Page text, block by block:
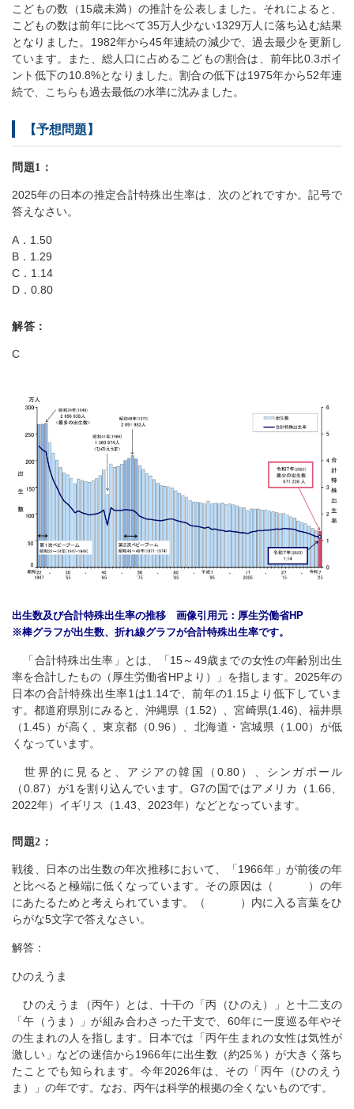
こどもの数（15歳未満）の推計を公表しました。それによると、
こどもの数は前年に比べて35万人少ない1329万人に落ち込む結果
となりました。1982年から45年連続の減少で、過去最少を更新し
ています。また、総人口に占めるこどもの割合は、前年比0.3ポイ
ント低下の10.8%となりました。割合の低下は1975年から52年連
続で、こちらも過去最低の水準に沈みました。
【予想問題】
問題1：
2025年の日本の推定合計特殊出生率は、次のどれですか。記号で
答えなさい。
A．1.50
B．1.29
C．1.14
D．0.80
解答：
C
出生数及び合計特殊出生率の推移 画像引用元：厚生労働省HP
※棒グラフが出生数、折れ線グラフが合計特殊出生率です。
「合計特殊出生率」とは、「15～49歳までの女性の年齢別出生
率を合計したもの（厚生労働省HPより）」を指します。2025年の
日本の合計特殊出生率1は1.14で、前年の1.15より低下していま
す。都道府県別にみると、沖縄県（1.52）、宮崎県(1.46)、福井県
（1.45）が高く、東京都（0.96）、北海道・宮城県（1.00）が低
くなっています。
世界的に見ると、アジアの韓国（0.80）、シンガポール
（0.87）が1を割り込んでいます。G7の国ではアメリカ（1.66、
2022年）イギリス（1.43、2023年）などとなっています。
問題2：
戦後、日本の出生数の年次推移において、「1966年」が前後の年
と比べると極端に低くなっています。その原因は（ ）の年
にあたるためと考えられています。（ ）内に入る言葉をひ
らがな5文字で答えなさい。
解答：
ひのえうま
ひのえうま（丙午）とは、十干の「丙（ひのえ）」と十二支の
「午（うま）」が組み合わさった干支で、60年に一度巡る年やそ
の生まれの人を指します。日本では「丙午生まれの女性は気性が
激しい」などの迷信から1966年に出生数（約25％）が大きく落ち
たことでも知られます。今年2026年は、その「丙午（ひのえう
ま）」の年です。なお、丙午は科学的根拠の全くないものです。